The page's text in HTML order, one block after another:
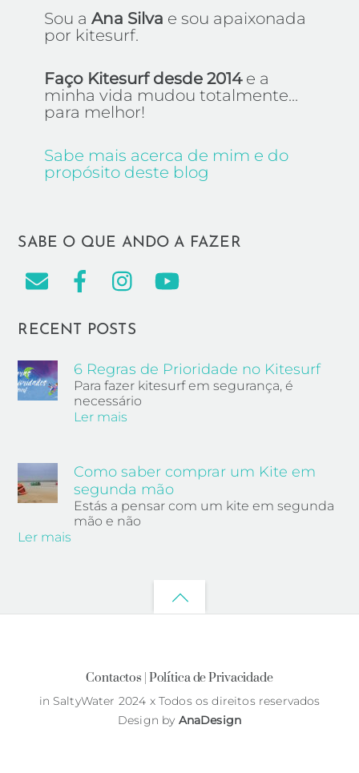
Sou a Ana Silva e sou apaixonada
por kitesurf.
Faço Kitesurf desde 2014e a
minha vida mudou totalmente...
para melhor!
Sabe mais acerca de mim e do
propósito deste blog
SABE O QUE ANDO A FAZER
RECENT POSTS
6 Regras de Prioridade no Kitesurf
Para fazer kitesurf em segurança, é
necessário
Ler mais
Como saber comprar um Kite em
segunda mão
Estás a pensar com um kite em segunda
mão e não
Ler mais
Back
Contactos |Política de Privacidade
in SaltyWater 2024 x Todos os direitos reservados
Design by AnaDesign